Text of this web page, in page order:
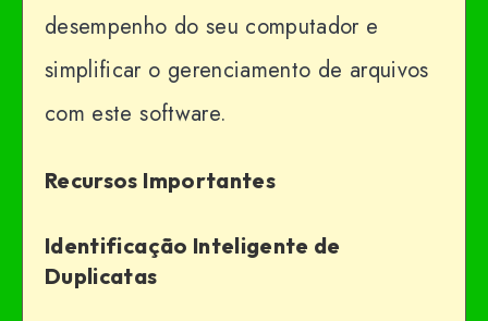
desempenho do seu computador e
simplificar o gerenciamento de arquivos
com este software.
Recursos Importantes
Identificação Inteligente de
Duplicatas